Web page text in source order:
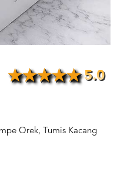
5.0
Orek, Tumis Kacang